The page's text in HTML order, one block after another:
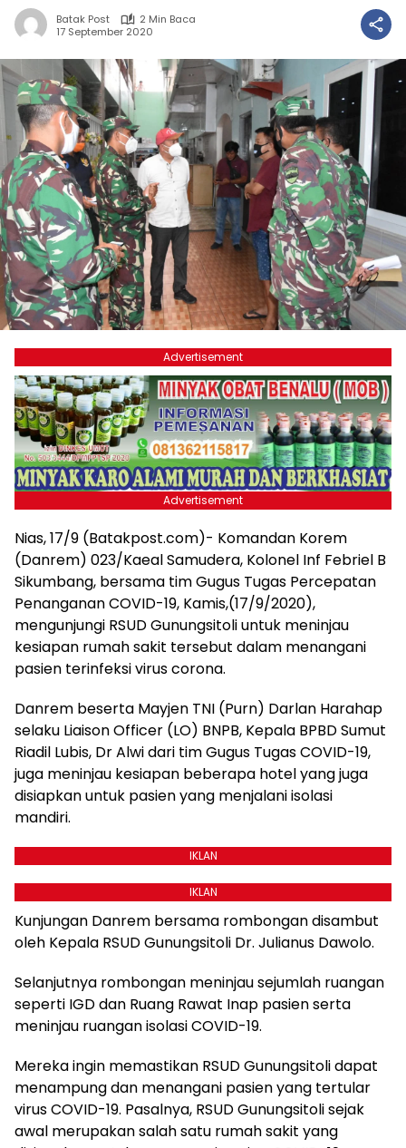
Batak Post
2 Min Baca
17 September 2020
Advertisement
Advertisement
Nias, 17/9 (Batakpost.com)- Komandan Korem
(Danrem) 023/Kaeal Samudera, Kolonel Inf Febriel B
Sikumbang, bersama tim Gugus Tugas Percepatan
Penanganan COVID-19, Kamis,(17/9/2020),
mengunjungi RSUD Gunungsitoli untuk meninjau
kesiapan rumah sakit tersebut dalam menangani
pasien terinfeksi virus corona.
Danrem beserta Mayjen TNI (Purn) Darlan Harahap
selaku Liaison Officer (LO) BNPB, Kepala BPBD Sumut
Riadil Lubis, Dr Alwi dari tim Gugus Tugas COVID-19,
juga meninjau kesiapan beberapa hotel yang juga
disiapkan untuk pasien yang menjalani isolasi
mandiri.
IKLAN
IKLAN
Kunjungan Danrem bersama rombongan disambut
oleh Kepala RSUD Gunungsitoli Dr. Julianus Dawolo.
Selanjutnya rombongan meninjau sejumlah ruangan
seperti IGD dan Ruang Rawat Inap pasien serta
meninjau ruangan isolasi COVID-19.
Mereka ingin memastikan RSUD Gunungsitoli dapat
menampung dan menangani pasien yang tertular
virus COVID-19. Pasalnya, RSUD Gunungsitoli sejak
awal merupakan salah satu rumah sakit yang